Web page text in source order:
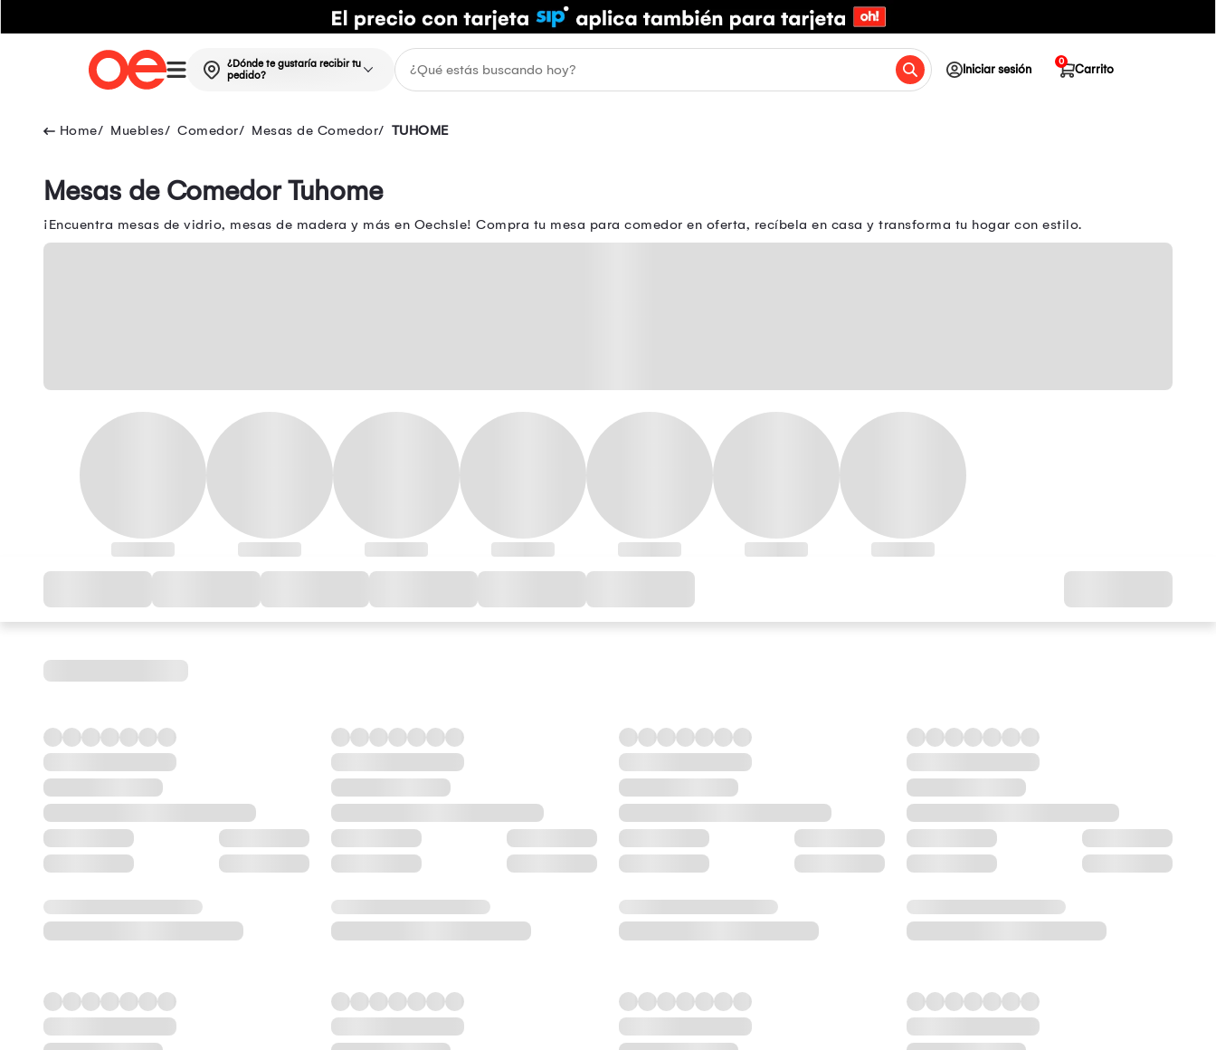
¿Dónde te gustaría recibir tu
pedido?
Iniciar sesión Carrito
0
Muebles Comedor Mesas de Comedor TUHOME
Mesas de Comedor Tuhome
¡Encuentra mesas de vidrio, mesas de madera y más en Oechsle! Compra tu mesa para comedor en oferta, recíbela en casa y transforma tu hogar con estilo.